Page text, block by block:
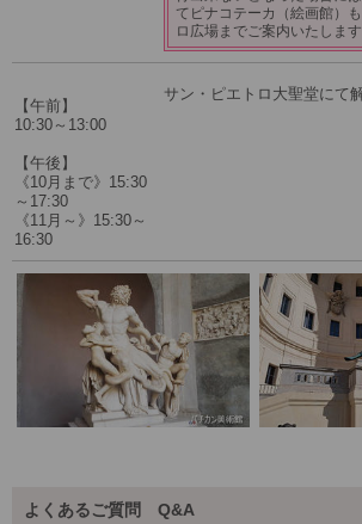
てピナコテーカ（絵画館）
ロ広場までご案内いたします
【午前】
10:30～13:00
【午後】
《10月まで》15:30
～17:30
《11月～》15:30～
16:30
サン・ピエトロ大聖堂にて
よくあるご質問 Q&A